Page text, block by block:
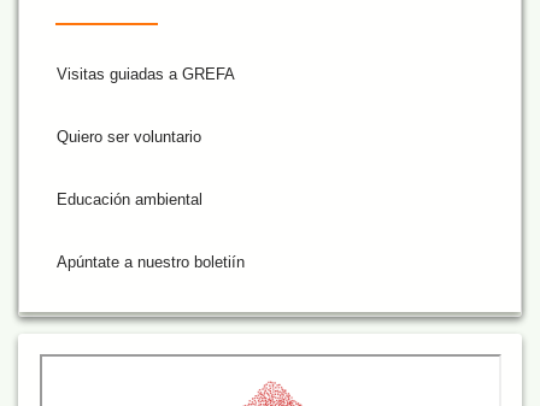
Visitas guiadas a GREFA
Quiero ser voluntario
Educación ambiental
Apúntate a nuestro boletiín